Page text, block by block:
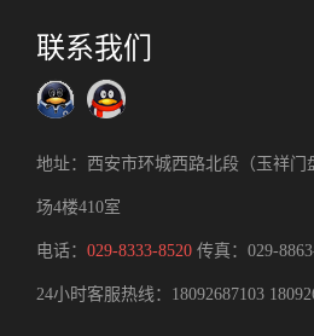
联系我们
地址：西安市环城西路北段（玉祥门
场4楼410室
电话： 029-8333-8520 传真：029-
24小时客服热线： 18092687103